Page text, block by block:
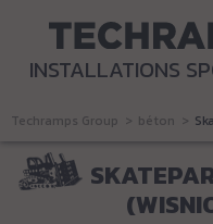
INSTALLATIONS
Techramps Group béton